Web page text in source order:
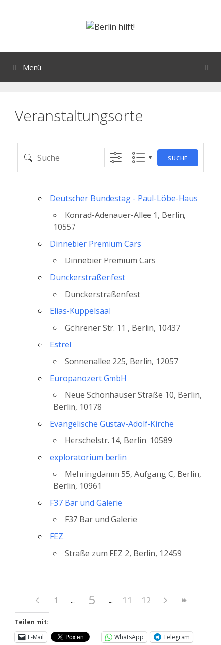
Menü
Veranstaltungsorte
SUCHE
mit vielen Veranstaltungen?
Deutscher Bundestag - Paul-Löbe-Haus
Konrad-Adenauer-Allee 1, Berlin,
10557
Dinnebier Premium Cars
Dinnebier Premium Cars
Dunckerstraßenfest
Dunckerstraßenfest
Elias-Kuppelsaal
Göhrener Str. 11 , Berlin, 10437
Estrel
Sonnenallee 225, Berlin, 12057
Europanozert GmbH
Neue Schönhauser Straße 10, Berlin,
Berlin, 10178
Evangelische Gustav-Adolf-Kirche
Herschelstr. 14, Berlin, 10589
exploratorium berlin
Mehringdamm 55, Aufgang C, Berlin,
Berlin, 10961
F37 Bar und Galerie
F37 Bar und Galerie
FEZ
Straße zum FEZ 2, Berlin, 12459
1 5 11 12
Teilen mit:
E-Mail
WhatsApp
Telegram